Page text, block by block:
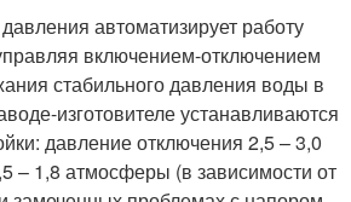
автоматизирует работу
включением-отключением
стабильного давления воды в
изготовителе устанавливаются
давление отключения 2,5 – 3,0
– 1,8 атмосферы (в зависимости от